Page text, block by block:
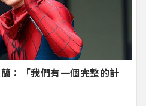
：「我們有一個完整的計